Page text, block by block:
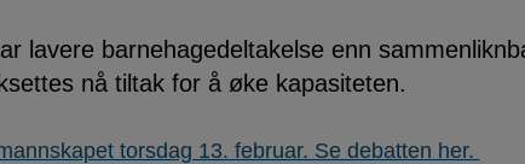
lavere barnehagedeltakelse enn
nå tiltak for å øke kapasiteten.
torsdag 13. februar. Se debatten her.